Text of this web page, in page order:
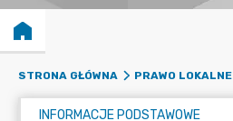
STRONA GŁÓWNA PRAWO LOKALNE
INFORMACJE PODSTAWOWE